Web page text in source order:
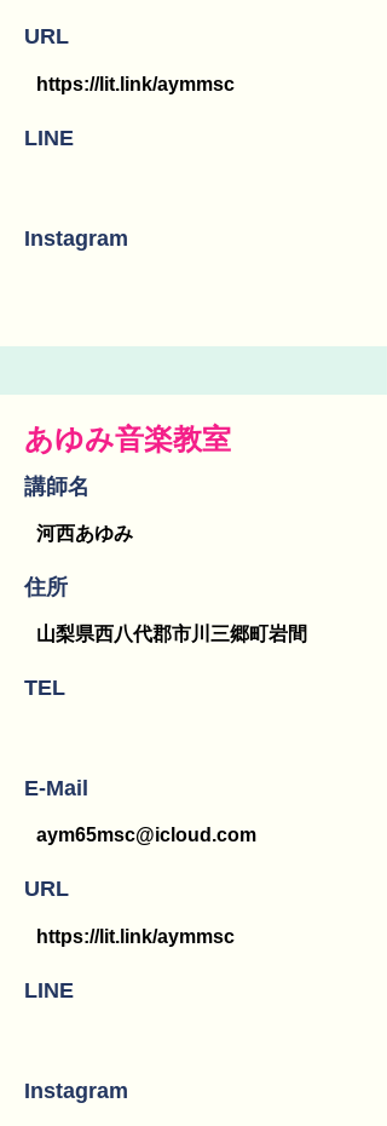
URL
https://lit.link/aymmsc
LINE
Instagram
あゆみ音楽教室
講師名
河西あゆみ
​住所
山梨県西八代郡市川三郷町岩間
TEL
E-Mail
aym65msc@icloud.com
URL
https://lit.link/aymmsc
LINE
Instagram